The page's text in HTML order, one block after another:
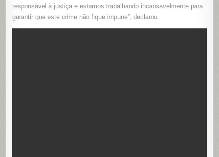
responsável à justiça e estamos trabalhando incansavelmente para
garantir que este crime não fique impune”, declarou.